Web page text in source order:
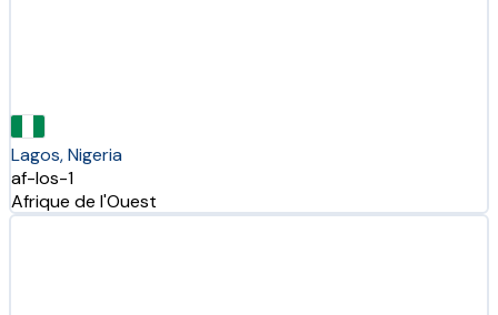
Lagos, Nigeria
af-los-1
Afrique de l'Ouest